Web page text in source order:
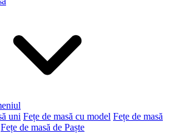
uni Fețe de masă cu model Fețe de masă
Fețe de masă de Paște​